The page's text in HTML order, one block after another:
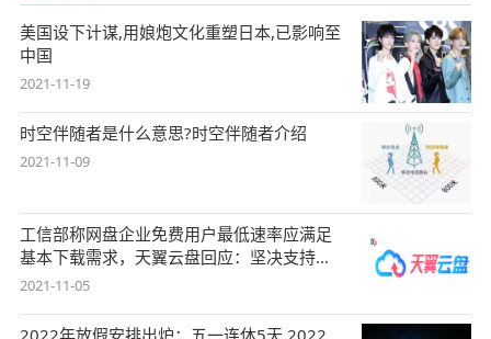
美国设下计谋,用娘炮文化重塑日本,已影响至
中国
2021-11-19
时空伴随者是什么意思?时空伴随者介绍
2021-11-09
工信部称网盘企业免费用户最低速率应满足
基本下载需求，天翼云盘回应：坚决支持，
始终
2021-11-05
2022年放假安排出炉：五一连休5天 2022